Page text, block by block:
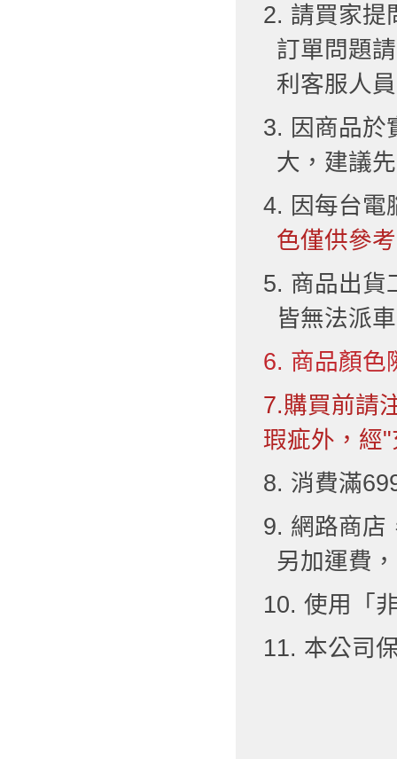
2. 請買家提
訂單問題
利客服人
3. 因商品於
大，建議
4. 因每台電
色僅供參
5. 商品出貨
皆無法派
6. 商品顏色
7.購買前請
瑕疵外，經
8. 消費滿
9. 網路商店
另加運費
10. 使用「
11. 本公司